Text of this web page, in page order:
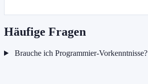
Häufige Fragen
Brauche ich Programmier-Vorkenntnisse?